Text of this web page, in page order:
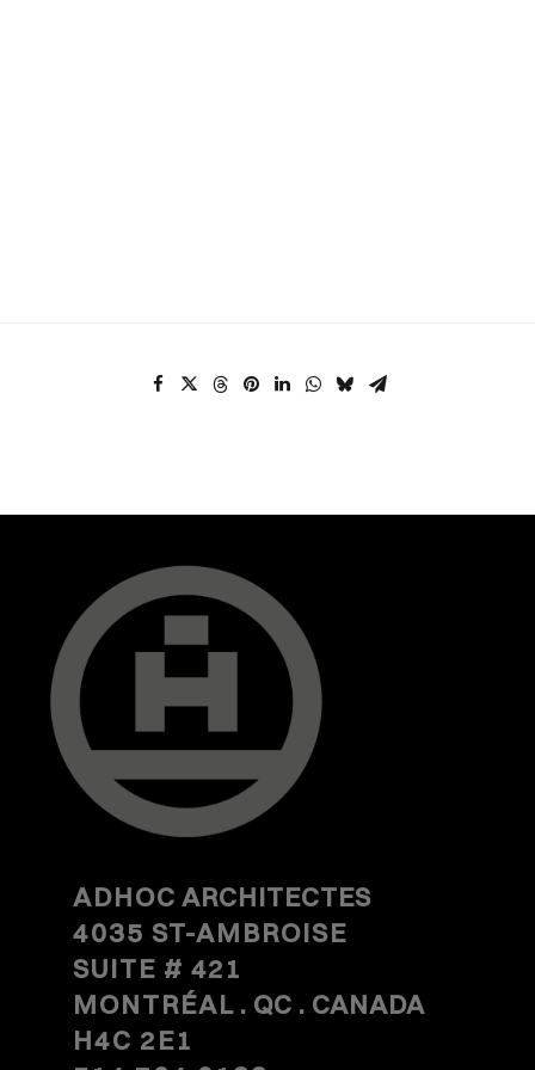
ADHOC ARCHITECTES
4035 ST-AMBROISE
SUITE # 421
MONTRÉAL . QC . CANADA
H4C 2E1